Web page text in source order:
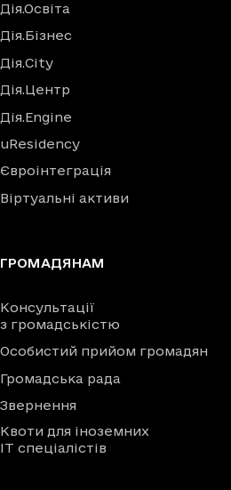
Дія.Освіта
Дія.Бізнес
Дія.City
Дія.Центр
Дія.Engine
uResidency
Євроінтеграція
Віртуальні активи
ГРОМАДЯНАМ
Консультації
з громадськістю
Особистий прийом громадян
Громадська рада
Звернення
Квоти для іноземних
IT спеціалістів